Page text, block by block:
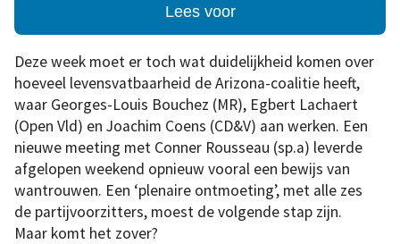
Lees voor
Deze week moet er toch wat duidelijkheid komen over
hoeveel levensvatbaarheid de Arizona-coalitie heeft,
waar Georges-Louis Bouchez (MR), Egbert Lachaert
(Open Vld) en Joachim Coens (CD&V) aan werken. Een
nieuwe meeting met Conner Rousseau (sp.a) leverde
afgelopen weekend opnieuw vooral een bewijs van
wantrouwen. Een ‘plenaire ontmoeting’, met alle zes
de partijvoorzitters, moest de volgende stap zijn.
Maar komt het zover?